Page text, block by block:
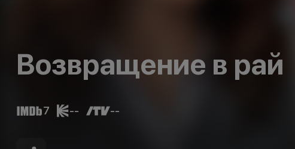
Возвращение в рай
7 -- --